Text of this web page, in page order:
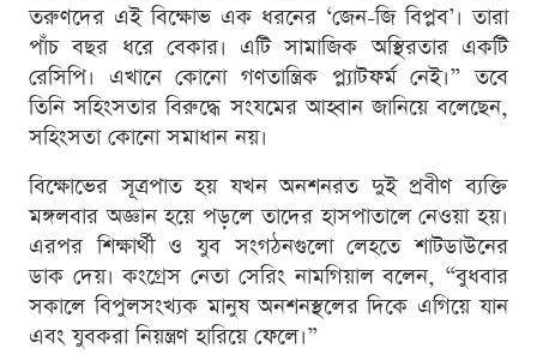
তরুণদের এই বিক্ষোভ এক ধরনের ‘জেন-জি বিপ্লব’। তারা
পাঁচ বছর ধরে বেকার। এটি সামাজিক অস্থিরতার একটি
রেসিপি। এখানে কোনো গণতান্ত্রিক প্ল্যাটফর্ম নেই।” তবে
তিনি সহিংসতার বিরুদ্ধে সংযমের আহ্বান জানিয়ে বলেছেন,
সহিংসতা কোনো সমাধান নয়।
বিক্ষোভের সূত্রপাত হয় যখন অনশনরত দুই প্রবীণ ব্যক্তি
মঙ্গলবার অজ্ঞান হয়ে পড়লে তাদের হাসপাতালে নেওয়া হয়।
এরপর শিক্ষার্থী ও যুব সংগঠনগুলো লেহতে শাটডাউনের
ডাক দেয়। কংগ্রেস নেতা সেরিং নামগিয়াল বলেন, “বুধবার
সকালে বিপুলসংখ্যক মানুষ অনশনস্থলের দিকে এগিয়ে যান
এবং যুবকরা নিয়ন্ত্রণ হারিয়ে ফেলে।”